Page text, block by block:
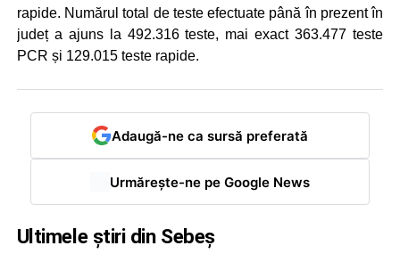
rapide. Numărul total de teste efectuate până în prezent în
județ a ajuns la 492.316 teste, mai exact 363.477 teste
PCR și 129.015 teste rapide.
Adaugă-ne ca sursă preferată
Urmărește-ne pe Google News
Ultimele știri din Sebeș